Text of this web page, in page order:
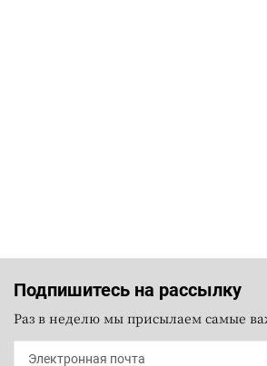
Подпишитесь на рассылку
Раз в неделю мы присылаем самые